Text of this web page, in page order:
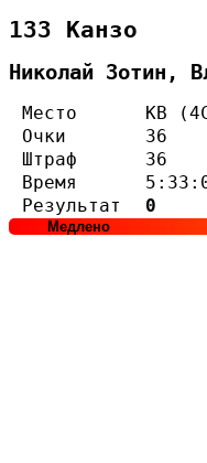
133 Канзо
Николай Зотин,
Место КВ
Очки
36
Штраф
36
Время
Результат
0
Медлено